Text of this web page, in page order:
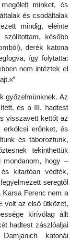
minket, és
és csodáltalak
mindig, eleinte
szólítottam, később
derék katona
így folytatta:
nem intéztek el
győzelmünknek. Az
és a III. hadtest
visszavett kettőt az
erkölcsi erőnket, és
és táboroztunk,
tekinthettük
hogy –
kitartóan védték,
seregtől
Karsa Ferenc nem a
volt az első ütközet,
kirívólag állt
hadtest zászlóaljai
katonái